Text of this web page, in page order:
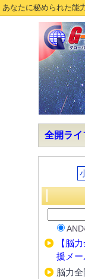
あなたに秘められた能
全開ライ
【脳
援メ
脳力